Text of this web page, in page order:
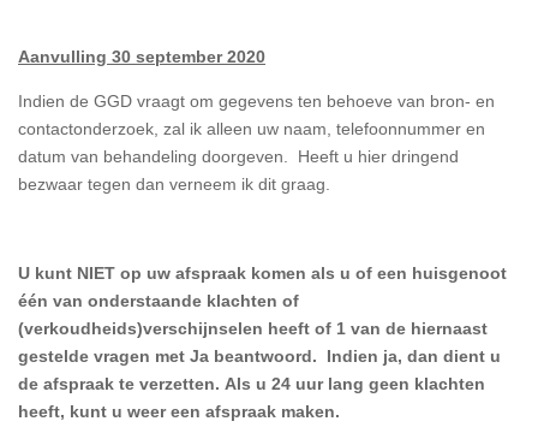
Aanvulling 30 september 2020
Indien de GGD vraagt om gegevens ten behoeve van bron- en
contactonderzoek, zal ik alleen uw naam, telefoonnummer en
datum van behandeling doorgeven. Heeft u hier dringend
bezwaar tegen dan verneem ik dit graag.
U kunt NIET op uw afspraak komen als u of een huisgenoot
één van onderstaande klachten of
(verkoudheids)verschijnselen heeft of 1 van de hiernaast
gestelde vragen met Ja beantwoord. Indien ja, dan dient u
de afspraak te verzetten. Als u 24 uur lang geen klachten
heeft, kunt u weer een afspraak maken.